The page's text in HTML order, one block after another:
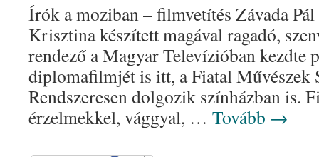
Írók a moziban – filmvetítés Závada
Krisztina készített magával ragadó,
rendező a Magyar Televízióban kezdte
diplomafilmjét is itt, a Fiatal Művészek
Rendszeresen dolgozik színházban is.
érzelmekkel, vággyal, … Tovább →